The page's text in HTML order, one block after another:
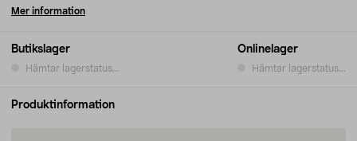
Butikslager
Hämtar lagerstatus...
Onlinelager
Hämtar lagerstatus...
Mer information
Produktinformation